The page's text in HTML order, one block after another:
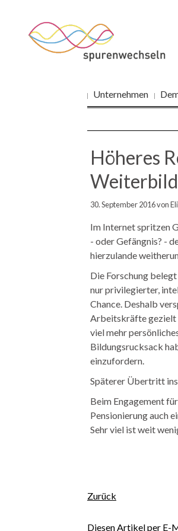
Navigation
überspringen
Unternehmen
Höheres
30. September 2016von
Im Internet spritzen
- oder Gefängnis? -
hierzulande
Die Forschung
nur privilegierter,
Chance. Deshalb
Arbeitskräfte gezielt
viel mehr
Bildungsrucksack
einzufordern.
Späterer Übertritt
Beim Engagement
Pensionierung auch
Sehr viel ist weit
Zurück
Diesen Artikel per E-